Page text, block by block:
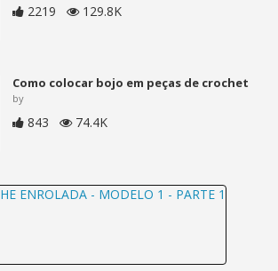
2219 129.8K
Como colocar bojo em peças de crochet
by
843 74.4K